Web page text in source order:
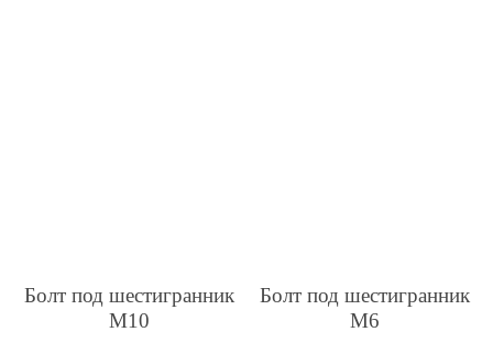
Болт под шестигранник
М10
Болт под шестигранник
М6